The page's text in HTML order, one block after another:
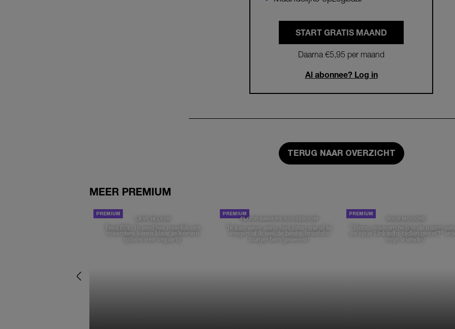
START GRATIS MAAND
Daarna €5,95 per maand
Al abonnee? Log in
TERUG NAAR OVERZICHT
MEER PREMIUM
LIEVE HELEEN
Fred (55): 'Ik vind het moeilijk om
meerdere keren klaar te komen
tijdens een vrijpartij'
FLOOR BAKHUYS ROOZEBOOM
'Ik kan weer eens niet laten me af te
vragen of ik wel de beste, braafste
burger ben geweest'
ROOS MOGGRÉ
'"Roos, waarom heb je de naam van
ex op je LinkedIn-tijdlijn gezet?"
mijn vriendin'